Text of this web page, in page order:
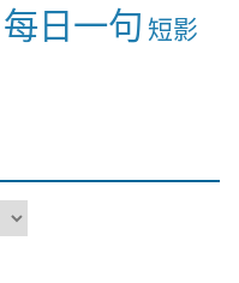
每日一句 短影